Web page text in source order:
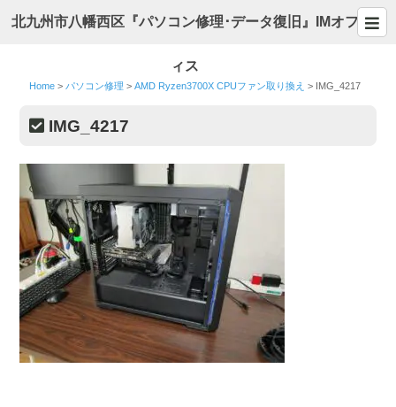
北九州市八幡西区『パソコン修理･データ復旧』IMオフ
ィス
Home > パソコン修理 >AMD Ryzen3700X CPUファン取り換え > IMG_4217
IMG_4217